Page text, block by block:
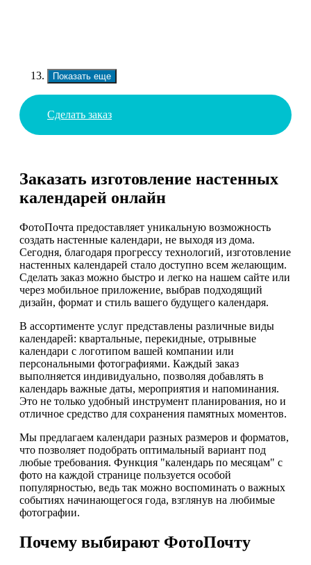
Показать еще
Сделать заказ
Заказать изготовление настенных
календарей онлайн
ФотоПочта предоставляет уникальную возможность
создать настенные календари, не выходя из дома.
Сегодня, благодаря прогрессу технологий, изготовление
настенных календарей стало доступно всем желающим.
Сделать заказ можно быстро и легко на нашем сайте или
через мобильное приложение, выбрав подходящий
дизайн, формат и стиль вашего будущего календаря.
В ассортименте услуг представлены различные виды
календарей: квартальные, перекидные, отрывные
календари с логотипом вашей компании или
персональными фотографиями. Каждый заказ
выполняется индивидуально, позволяя добавлять в
календарь важные даты, мероприятия и напоминания.
Это не только удобный инструмент планирования, но и
отличное средство для сохранения памятных моментов.
Мы предлагаем календари разных размеров и форматов,
что позволяет подобрать оптимальный вариант под
любые требования. Функция "календарь по месяцам" с
фото на каждой странице пользуется особой
популярностью, ведь так можно воспоминать о важных
событиях начинающегося года, взглянув на любимые
фотографии.
Почему выбирают ФотоПочту